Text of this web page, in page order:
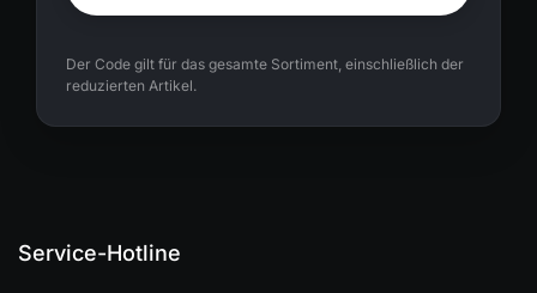
Der Code gilt für das gesamte Sortiment, einschließlich der
reduzierten Artikel.
Service-Hotline